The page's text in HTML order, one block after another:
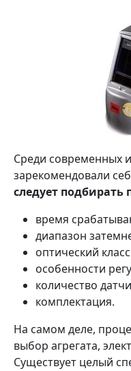
Среди современных
зарекомендовали
следует
время
диапазон
оптический
особенности
количество
комплектация.
На самом деле,
выбор агрегата,
Существует целый